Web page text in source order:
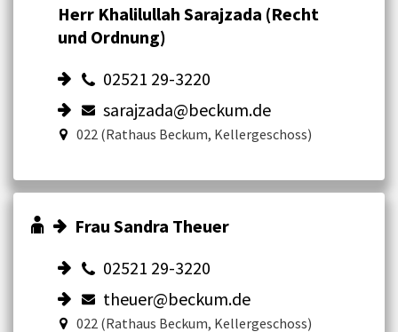
Herr Khalilullah Sarajzada (Recht
und Ordnung)
02521 29-3220
sarajzada@beckum.de
022 (Rathaus Beckum, Kellergeschoss)
Frau Sandra Theuer
02521 29-3220
theuer@beckum.de
022 (Rathaus Beckum, Kellergeschoss)